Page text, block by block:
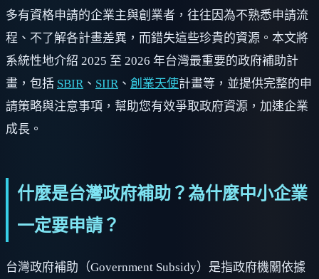
多有資格申請的企業主與創業者，往往因為不熟悉申請流
程、不了解各計畫差異，而錯失這些珍貴的資源。本文將
系統性地介紹 2025 至 2026 年台灣最重要的政府補助計
畫，包括 SBIR 、 SIIR 、 創業天使計畫等，並提供完整的申
請策略與注意事項，幫助您有效爭取政府資源，加速企業
成長。
什麼是台灣政府補助？為什麼中小企業
一定要申請？
台灣政府補助（Government Subsidy）是指政府機關依據